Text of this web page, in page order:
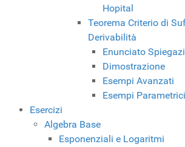
Hopital
Teorema Criterio di
Derivabilità
Enunciato
Dimostrazione
Esempi Avanzati
Esempi Parametrici
Esercizi
Algebra Base
Esponenziali e Logaritmi